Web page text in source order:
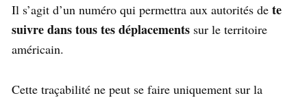
Il s’agit d’un numéro qui permettra aux autorités de te
suivre dans tous tes déplacements sur le territoire
américain.
Cette traçabilité ne peut se faire uniquement sur la